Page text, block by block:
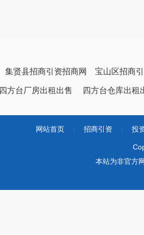
集贤县招商引资招商网 宝山区招商
四方台厂房出租出售 四方台仓库出租
网站首页 招商引资 投
本站为非官方